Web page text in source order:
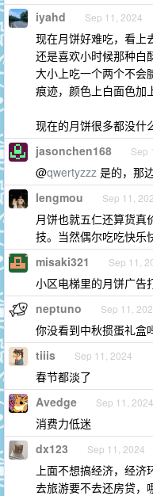
iyahd Sep 11, 2024
现在月饼好难吃，看上
还是喜欢小时候那种白
大小上吃一个两个不会
痕迹，颜色上白面色加
现在的月饼很多都没什
jasonchen168 Sep
@qwertyzzz 是的，那
lengmou Sep 11,
月饼也就五仁还算货真
技。当然偶尔吃吃快乐
misaki321 Sep 11,
小区电梯里的月饼广告
neptuno Sep 11,
你没看到中秋掼蛋礼盒
tiiis Sep 11, 2024
春节都淡了
Avedge Sep 11, 2024
消费力低迷
dx123 Sep 11, 2024
上面不想搞经济，经
去旅游要不去还房贷，